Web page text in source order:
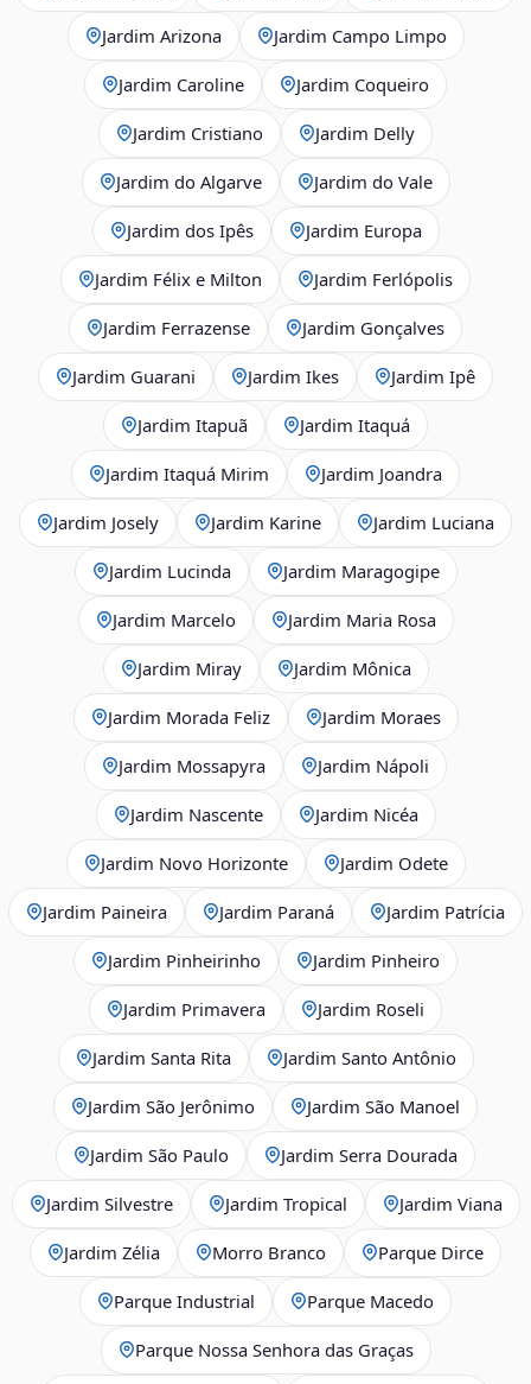
Jardim Arizona Jardim Campo Limpo
Jardim Caroline Jardim Coqueiro
Jardim Cristiano Jardim Delly
Jardim do Algarve Jardim do Vale
Jardim dos Ipês Jardim Europa
Jardim Félix e Milton Jardim Ferlópolis
Jardim Ferrazense Jardim Gonçalves
Jardim Guarani Jardim Ikes Jardim Ipê
Jardim Itapuã Jardim Itaquá
Jardim Itaquá Mirim Jardim Joandra
Jardim Josely Jardim Karine Jardim Luciana
Jardim Lucinda Jardim Maragogipe
Jardim Marcelo Jardim Maria Rosa
Jardim Miray Jardim Mônica
Jardim Morada Feliz Jardim Moraes
Jardim Mossapyra Jardim Nápoli
Jardim Nascente Jardim Nicéa
Jardim Novo Horizonte Jardim Odete
Jardim Paineira Jardim Paraná Jardim Patrícia
Jardim Pinheirinho Jardim Pinheiro
Jardim Primavera Jardim Roseli
Jardim Santa Rita Jardim Santo Antônio
Jardim São Jerônimo Jardim São Manoel
Jardim São Paulo Jardim Serra Dourada
Jardim Silvestre Jardim Tropical Jardim Viana
Jardim Zélia Morro Branco Parque Dirce
Parque Industrial Parque Macedo
Parque Nossa Senhora das Graças